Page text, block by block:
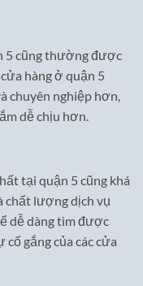
5 cũng thường được
hàng ở quận 5
chuyên nghiệp hơn,
dễ chịu hơn.
tại quận 5 cũng khá
chất lượng dịch vụ
dễ dàng tìm được
gắng của các cửa